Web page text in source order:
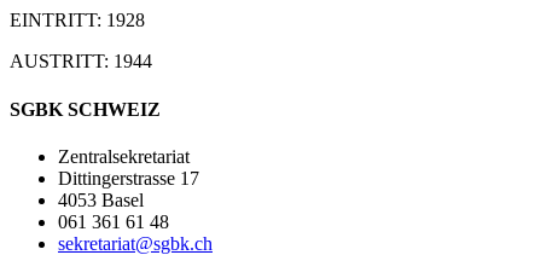
EINTRITT: 1928
AUSTRITT: 1944
SGBK SCHWEIZ
Zentralsekretariat
Dittingerstrasse 17
4053 Basel
061 361 61 48
sekretariat@sgbk.ch